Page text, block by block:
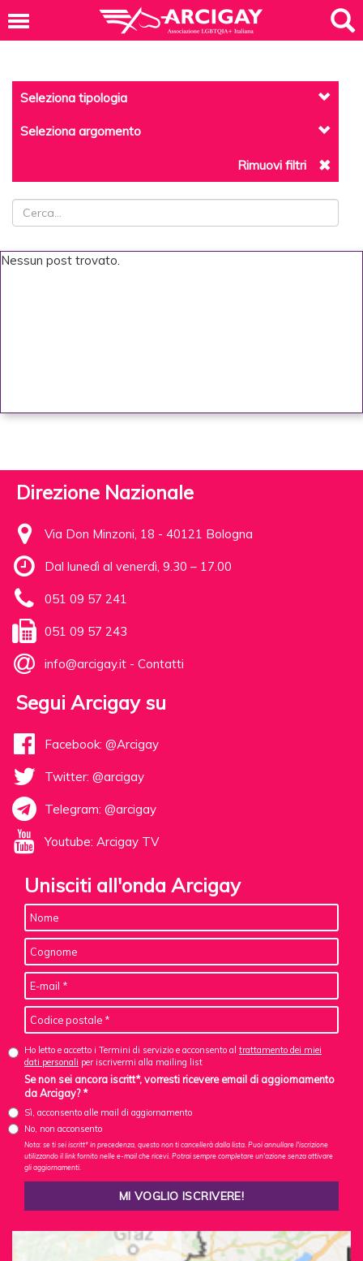
Seleziona tipologia
Seleziona argomento
Rimuovi filtri
Nessun post trovato.
Direzione Nazionale
Via Don Minzoni, 18 - 40121 Bologna
Dal lunedì al venerdì, 9.30 – 17.00
051 09 57 241
051 09 57 243
info@arcigay.it - Contatti
Segui Arcigay su
Facebook: @Arcigay
Twitter: @arcigay
Telegram: @arcigay
Youtube: Arcigay TV
Unisciti all'onda Arcigay
Ho letto e accetto i Termini di servizio e acconsento al trattamento dei miei
dati personali per iscrivermi alla mailing list
Se non sei ancora iscritt*, vorresti ricevere email di aggiornamento
da Arcigay? *
Sì, acconsento alle mail di aggiornamento
No, non acconsento
Nota: se ti sei iscritt* in precedenza, questo non ti cancellerà dalla lista. Puoi annullare l'iscrizione
utilizzando il link fornito nelle e-mail che ricevi. Potrai sempre completare un'azione senza attivare
gli aggiornamenti.